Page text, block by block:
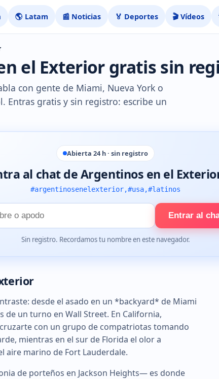
🌎 Latam 📰 Noticias 🏅 Deportes 🎬 Vídeos
el Exterior gratis sin
con gente de Miami, Nueva York o
Entras gratis y sin registro: escribe un
Abierta 24 h · sin registro
al chat de Argentinos en el
#argentinosenelexterior,#usa,#latinos
Entrar al
Sin registro. Recordamos tu nombre en este navegador.
desde el asado en un *backyard* de Miami
de un turno en Wall Street. En California,
con un grupo de compatriotas tomando
mientras en el sur de Florida el olor a
aire marino de Fort Lauderdale.
de porteños en Jackson Heights— es donde